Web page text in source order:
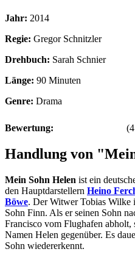
Jahr: 2014
Regie: Gregor Schnitzler
Drehbuch: Sarah Schnier
Länge: 90 Minuten
Genre: Drama
Bewertung: (4
Handlung von
Mein Sohn Helen ist ein
den Hauptdarstellern Heino
Böwe. Der Witwer Tobias Wilke
Sohn Finn. Als er seinen Sohn
Francisco vom Flughafen
Namen Helen gegenüber. Es
Sohn wiedererkennt.